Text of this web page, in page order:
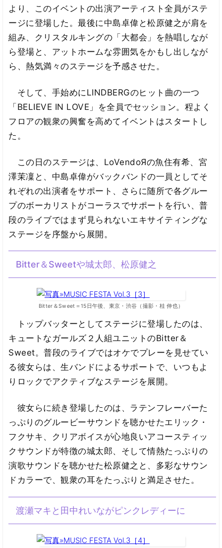
より、このイベントの出演アーティスト全員がステ
ージに登場した。最後に中島卓偉と松原健之が肩を
組み、クリスタルキングの「大都会」を熱唱しなが
ら登場と、アットホームな雰囲気をかもし出しなが
ら、熱気満々のステージを予感させた。
そして、手始めにLINDBERGのヒット曲の一つ
「BELIEVE IN LOVE」を全員でセッション。程よく
フロアの観衆の興奮を高めてイベントはスタートし
た。
この日のステージは、LoVendoЯの魚住有希、宮
澤茉凜と、中島卓偉がバックバンドの一員としてそ
れぞれの出演者をサポート、さらに随所で各グルー
プのボーカリストがコーラスでサポートを行い、普
段のライブではまず見られないエキサイティングな
ステージを序盤から展開。
Bitter＆Sweetや城太郎、松原健之
Bitter＆Sweet＝15日午後、東京・渋谷（撮影・桂 伸也）
トップバッターとしてステージに登場したのは、
キュートなガールズ２人組ユニットのBitter＆
Sweet。普段のライブではオケでプレーを見せてい
る彼女らは、生バンドによるサポートで、いつもよ
りロックでアクティブなステージを展開。
彼女らに続き登場したのは、ラテンフレーバーた
っぷりのグルービーサウンドを聴かせたエリック・
フクサキ、クリアボイスが心地良いアコースティッ
クサウンドが特徴の城太郎、そして情熱たっぷりの
演歌サウンドを聴かせた松原健之と、多彩なサウン
ドカラーで、観衆の耳をたっぷりと満足させた。
渡瀬マキと田中れいながピンクレディーに